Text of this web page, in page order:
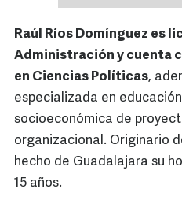
Raúl Ríos Domínguez es
Administración y cuenta
en Ciencias Políticas,
especializada en
socioeconómica de
organizacional. Originario
hecho de Guadalajara su
15 años.